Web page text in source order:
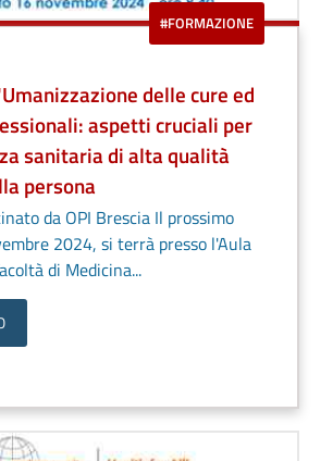
#FORMAZIONE
delle cure ed
aspetti cruciali per
sanitaria di alta qualità
persona
da OPI Brescia Il prossimo
2024, si terrà presso l'Aula
di Medicina...